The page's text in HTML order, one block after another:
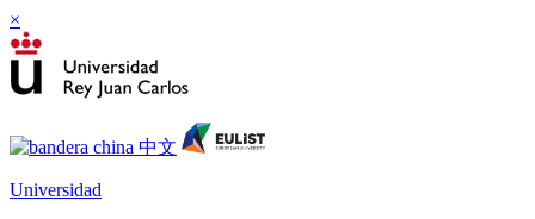
×
Universidad